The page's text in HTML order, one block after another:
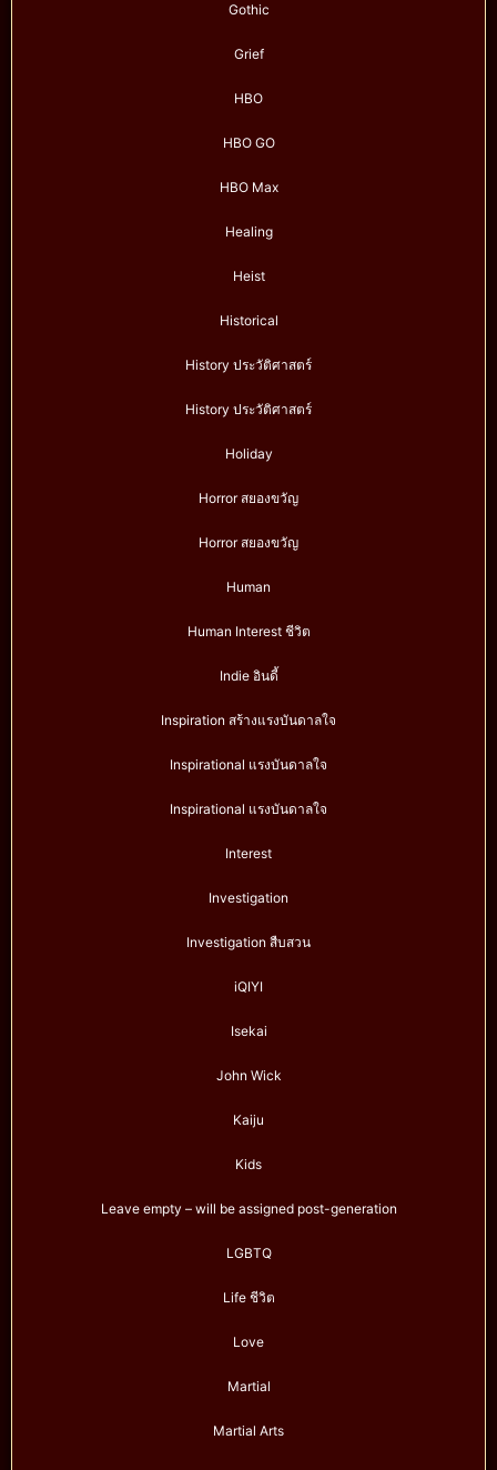
Gothic
Grief
HBO
HBO GO
HBO Max
Healing
Heist
Historical
History ประวัติศาสตร์
History ประวัติศาสตร์
Holiday
Horror สยองขวัญ
Horror สยองขวัญ
Human
Human Interest ชีวิต
Indie อินดี้
Inspiration สร้างแรงบันดาลใจ
Inspirational แรงบันดาลใจ
Inspirational แรงบันดาลใจ
Interest
Investigation
Investigation สืบสวน
iQIYI
Isekai
John Wick
Kaiju
Kids
Leave empty – will be assigned post-generation
LGBTQ
Life ชีวิต
Love
Martial
Martial Arts